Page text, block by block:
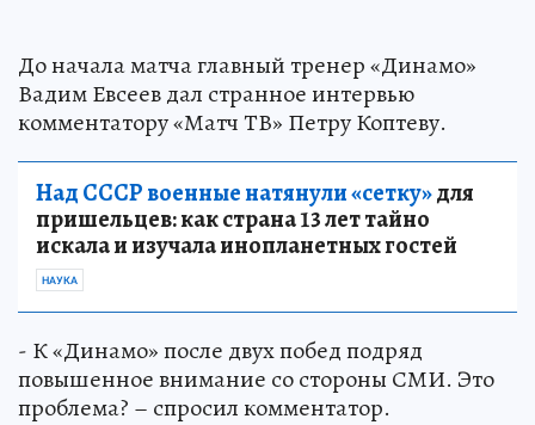
До начала матча главный тренер «Динамо»
Вадим Евсеев дал странное интервью
комментатору «Матч ТВ» Петру Коптеву.
Над СССР военные натянули «сетку»для
пришельцев: как страна 13 лет тайно
искала и изучала инопланетных гостей
НАУКА
- К «Динамо» после двух побед подряд
повышенное внимание со стороны СМИ. Это
проблема? – спросил комментатор.